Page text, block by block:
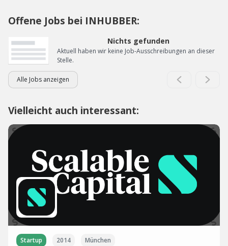
Offene Jobs bei INHUBBER:
Nichts gefunden
Aktuell haben wir keine Job-Ausschreibungen an dieser
Stelle.
Alle Jobs anzeigen
Vielleicht auch interessant:
Startup 2014 München